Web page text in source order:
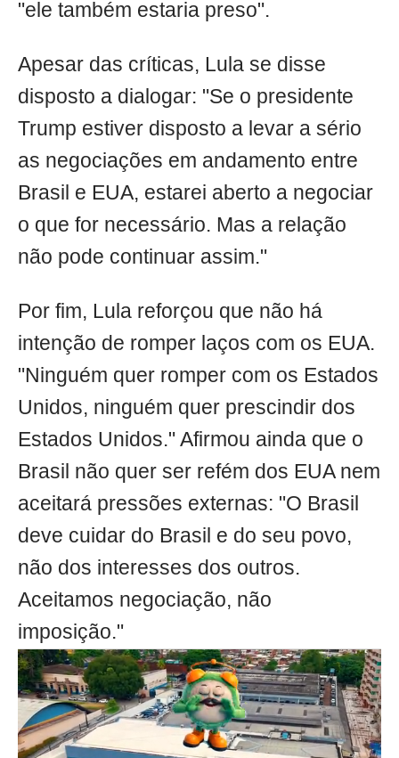
"ele também estaria preso".
Apesar das críticas, Lula se disse
disposto a dialogar: "Se o presidente
Trump estiver disposto a levar a sério
as negociações em andamento entre
Brasil e EUA, estarei aberto a negociar
o que for necessário. Mas a relação
não pode continuar assim."
Por fim, Lula reforçou que não há
intenção de romper laços com os EUA.
"Ninguém quer romper com os Estados
Unidos, ninguém quer prescindir dos
Estados Unidos." Afirmou ainda que o
Brasil não quer ser refém dos EUA nem
aceitará pressões externas: "O Brasil
deve cuidar do Brasil e do seu povo,
não dos interesses dos outros.
Aceitamos negociação, não
imposição."